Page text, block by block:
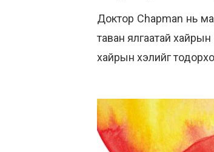
Доктор Chapman нь
таван ялгаатай
хайрын хэлийг